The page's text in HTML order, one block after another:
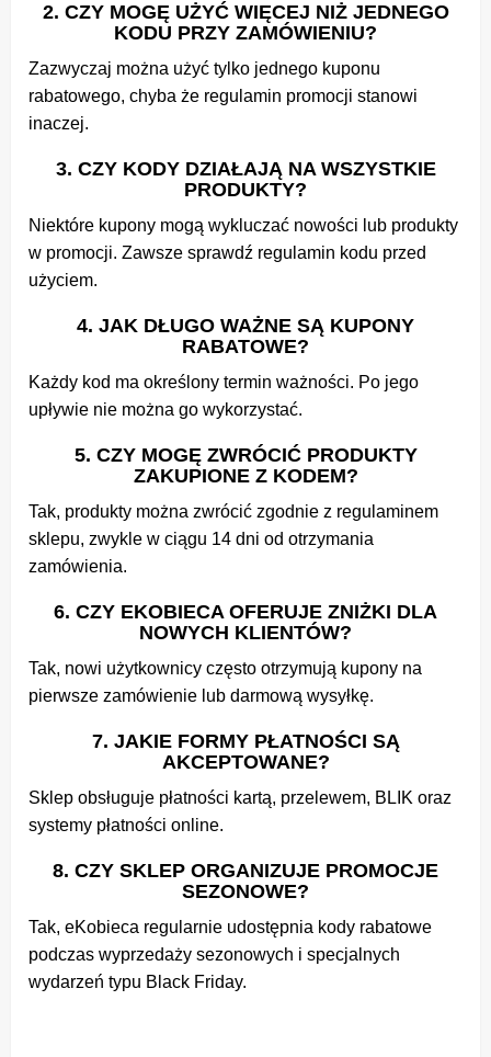
2. CZY MOGĘ UŻYĆ WIĘCEJ NIŻ JEDNEGO
KODU PRZY ZAMÓWIENIU?
Zazwyczaj można użyć tylko jednego kuponu
rabatowego, chyba że regulamin promocji stanowi
inaczej.
3. CZY KODY DZIAŁAJĄ NA WSZYSTKIE
PRODUKTY?
Niektóre kupony mogą wykluczać nowości lub produkty
w promocji. Zawsze sprawdź regulamin kodu przed
użyciem.
4. JAK DŁUGO WAŻNE SĄ KUPONY
RABATOWE?
Każdy kod ma określony termin ważności. Po jego
upływie nie można go wykorzystać.
5. CZY MOGĘ ZWRÓCIĆ PRODUKTY
ZAKUPIONE Z KODEM?
Tak, produkty można zwrócić zgodnie z regulaminem
sklepu, zwykle w ciągu 14 dni od otrzymania
zamówienia.
6. CZY EKOBIECA OFERUJE ZNIŻKI DLA
NOWYCH KLIENTÓW?
Tak, nowi użytkownicy często otrzymują kupony na
pierwsze zamówienie lub darmową wysyłkę.
7. JAKIE FORMY PŁATNOŚCI SĄ
AKCEPTOWANE?
Sklep obsługuje płatności kartą, przelewem, BLIK oraz
systemy płatności online.
8. CZY SKLEP ORGANIZUJE PROMOCJE
SEZONOWE?
Tak, eKobieca regularnie udostępnia kody rabatowe
podczas wyprzedaży sezonowych i specjalnych
wydarzeń typu Black Friday.